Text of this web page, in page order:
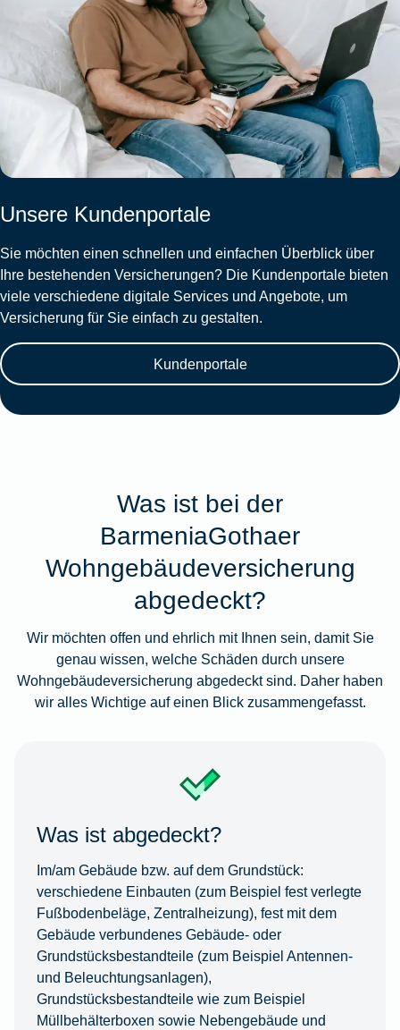
Unsere Kundenportale
Sie möchten einen schnellen und einfachen Überblick über
Ihre bestehenden Versicherungen? Die Kundenportale bieten
viele verschiedene digitale Services und Angebote, um
Versicherung für Sie einfach zu gestalten.
Kundenportale
Was ist bei der
BarmeniaGothaer
Wohngebäudeversicherung
abgedeckt?
Wir möchten offen und ehrlich mit Ihnen sein, damit Sie
genau wissen, welche Schäden durch unsere
Wohngebäudeversicherung abgedeckt sind. Daher haben
wir alles Wichtige auf einen Blick zusammengefasst.
Was ist abgedeckt?
Im/am Gebäude bzw. auf dem Grundstück:
verschiedene Einbauten (zum Beispiel fest verlegte
Fußbodenbeläge, Zentralheizung), fest mit dem
Gebäude verbundenes Gebäude- oder
Grundstücksbestandteile (zum Beispiel Antennen-
und Beleuchtungsanlagen),
Grundstücksbestandteile wie zum Beispiel
Müllbehälterboxen sowie Nebengebäude und